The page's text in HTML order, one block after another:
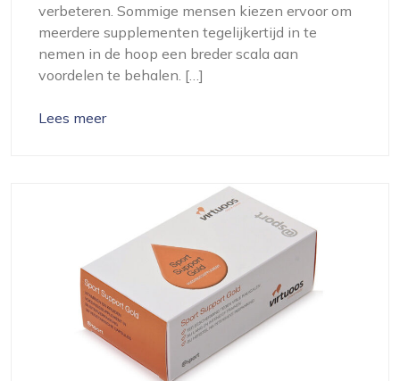
verbeteren. Sommige mensen kiezen ervoor om
meerdere supplementen tegelijkertijd in te
nemen in de hoop een breder scala aan
voordelen te behalen. […]
Lees meer